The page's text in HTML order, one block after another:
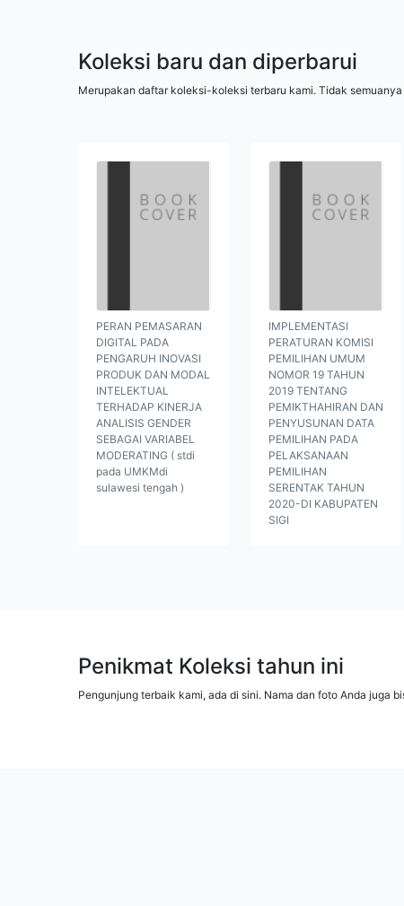
Koleksi baru dan diperbarui
Merupakan daftar koleksi-koleksi terbaru kami. Tidak
PERAN PEMASARAN
DIGITAL PADA
PENGARUH INOVASI
PRODUK DAN MODAL
INTELEKTUAL
TERHADAP KINERJA
ANALISIS GENDER
SEBAGAI VARIABEL
MODERATING ( stdi
pada UMKMdi
sulawesi tengah )
IMPLEMENTASI
PERATURAN KOMISI
PEMILIHAN UMUM
NOMOR 19 TAHUN
2019 TENTANG
PEMIKTHAHIRAN DAN
PENYUSUNAN DATA
PEMILIHAN PADA
PELAKSANAAN
PEMILIHAN
SERENTAK TAHUN
2020-DI KABUPATEN
SIGI
Penikmat Koleksi tahun ini
Pengunjung terbaik kami, ada di sini. Nama dan foto Anda juga